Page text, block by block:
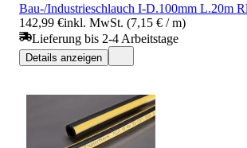
Bau-/Industrieschlauch I-D.100mm L.20m
142,99 €inkl. MwSt. (7,15 € / m)
Lieferung bis 2-4 Arbeitstage
Details anzeigen